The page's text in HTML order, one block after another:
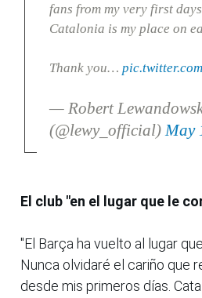
fans from my very first
Catalonia is my place on
Thank you…
— Robert
(@lewy_official) May
El club "en el lugar que le
"El Barça ha vuelto al lugar
Nunca olvidaré el cariño que
desde mis primeros días.